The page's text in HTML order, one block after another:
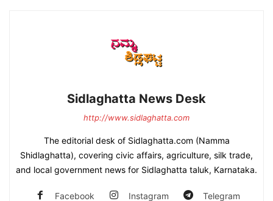
Sidlaghatta News Desk
http://www.sidlaghatta.com
The editorial desk of Sidlaghatta.com (Namma
Shidlaghatta), covering civic affairs, agriculture, silk trade,
and local government news for Sidlaghatta taluk, Karnataka.
Facebook Instagram Telegram